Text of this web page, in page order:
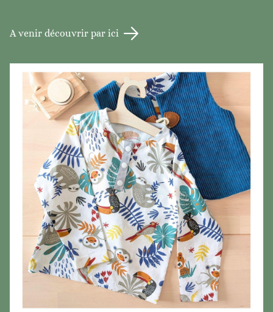
A venir découvrir par ici